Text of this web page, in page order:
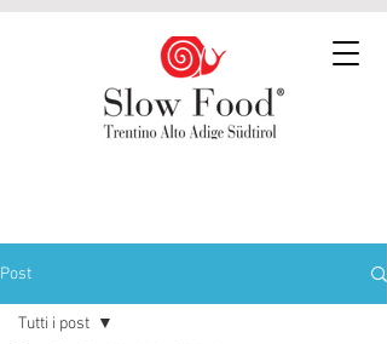
Post
Tutti i post